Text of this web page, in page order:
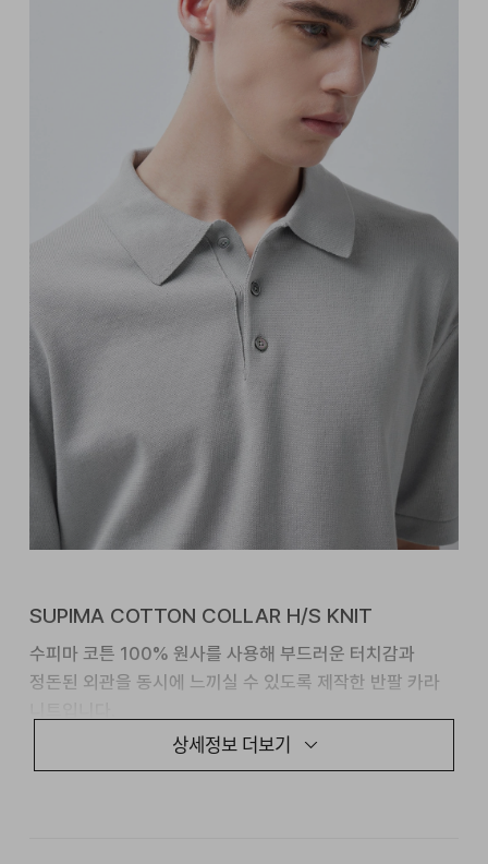
상세정보 더보기
SUPIMA COTTON COLLAR H/S KNIT
수피마 코튼 100% 원사를 사용해 부드러운 터치감과
정돈된 외관을 동시에 느끼실 수 있도록 제작한 반팔 카라
12GG 조직으로 편직하여 가볍고 안정적인 실루엣을